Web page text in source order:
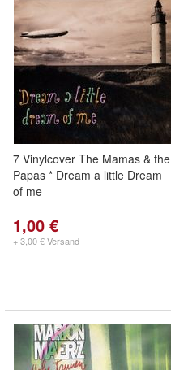
7 Vinylcover The Mamas & the
Papas * Dream a little Dream
of me
1,00 €
+ 3,00 € Versand